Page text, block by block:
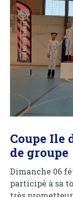
Coupe Ile
de groupe
Dimanche 06
participé à sa